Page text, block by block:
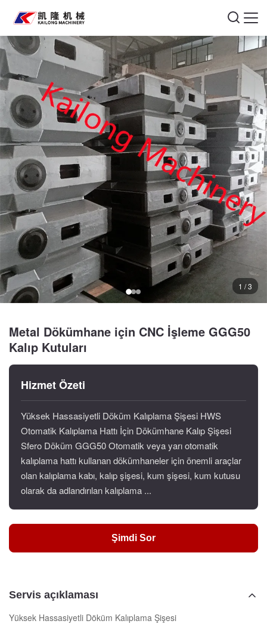
1 / 3
Metal Dökümhane için CNC İşleme GGG50
Kalıp Kutuları
Hizmet Özeti
Yüksek Hassasiyetli Döküm Kalıplama Şişesi HWS
Otomatik Kalıplama Hattı İçin Dökümhane Kalıp Şişesi
Sfero Döküm GGG50 Otomatik veya yarı otomatik
kalıplama hattı kullanan dökümhaneler için önemli araçlar
olan kalıplama kabı, kalıp şişesi, kum şişesi, kum kutusu
olarak da adlandırılan kalıplama ...
Şimdi Sor
Servis açıklaması
Yüksek Hassasiyetli Döküm Kalıplama Şişesi